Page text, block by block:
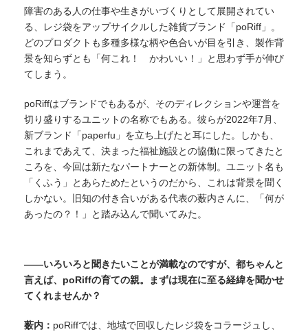
障害のある人の仕事や生きがいづくりとして展開されてい
る、レジ袋をアップサイクルした雑貨ブランド「poRiff」。
どのプロダクトも多種多様な柄や色合いが目を引き、製作背
景を知らずとも「何これ！ かわいい！」と思わず手が伸び
てしまう。
poRiffはブランドでもあるが、そのディレクションや運営を
切り盛りするユニットの名称でもある。彼らが2022年7月、
新ブランド「paperfu」を立ち上げたと耳にした。しかも、
これまであえて、決まった福祉施設との協働に限ってきたと
ころを、今回は新たなパートナーとの新体制。ユニット名も
「くふう」とあらためたというのだから、これは背景を聞く
しかない。旧知の付き合いがある代表の薮内さんに、「何が
あったの？！」と踏み込んで聞いてみた。
——いろいろと聞きたいことが満載なのですが、都ちゃんと
言えば、poRiffの育ての親。まずは現在に至る経緯を聞かせ
てくれませんか？
薮内： poRiffでは、地域で回収したレジ袋をコラージュし、